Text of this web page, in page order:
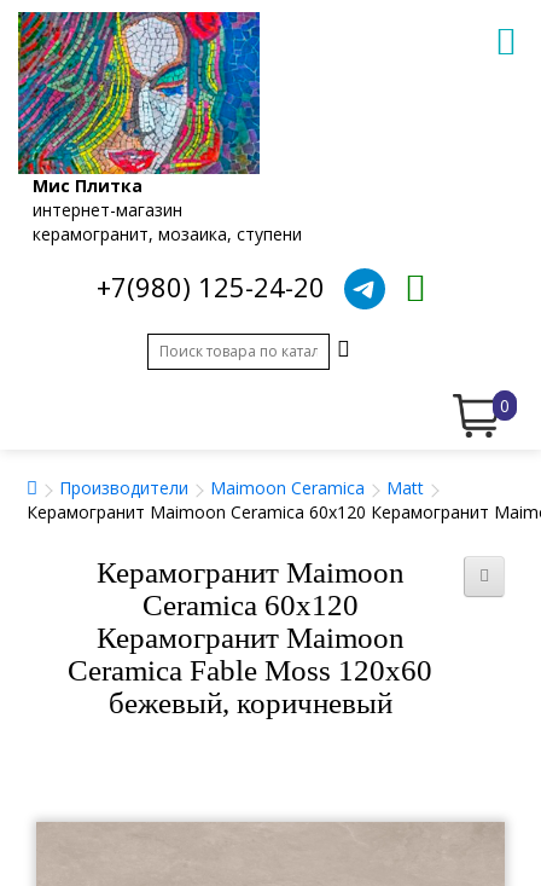
Мис Плитка
интернет-магазин
керамогранит, мозаика, ступени
+7(980) 125-24-20
0
Производители Maimoon Ceramica
Matt
Керамогранит Maimoon Ceramica 60x120 Керамогранит
Керамогранит Maimoon
Ceramica 60x120
Керамогранит Maimoon
Ceramica Fable Moss 120х60
бежевый, коричневый